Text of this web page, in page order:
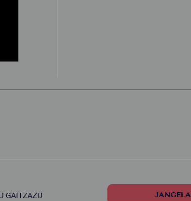
GAITZAZU JANGELA